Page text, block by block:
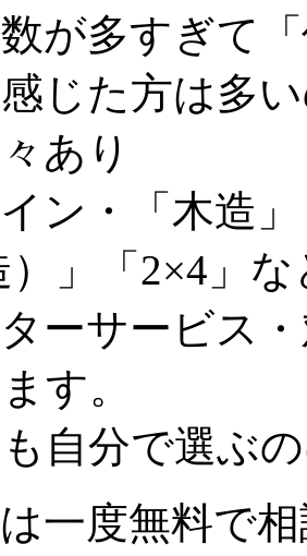
が多すぎて
じた方は多
あり
ン・「木造
）」「2×4」
ーサービス
す。
自分で選ぶ
一度無料で